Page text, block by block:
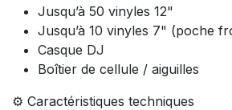
Jusqu’à 50 vinyles 12"
Jusqu’à 10 vinyles 7" (poche
Casque DJ
Boîtier de cellule / aiguilles
⚙️ Caractéristiques techniques